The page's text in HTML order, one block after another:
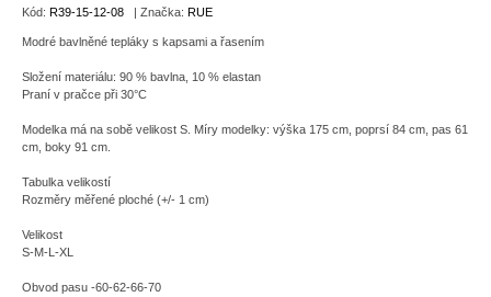
Kód: R39-15-12-08 | Značka: RUE
Modré bavlněné tepláky s kapsami a řasením
Složení materiálu: 90 % bavlna, 10 % elastan
Praní v pračce při 30°C
Modelka má na sobě velikost S. Míry modelky: výška 175 cm, poprsí 84 cm, pas 61
cm, boky 91 cm.
Tabulka velikostí
Rozměry měřené ploché (+/- 1 cm)
Velikost
S-M-L-XL
Obvod pasu -60-62-66-70